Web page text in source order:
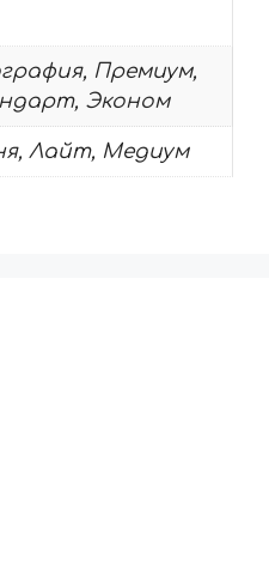
Премиум,
Эконом
Лайт, Медиум